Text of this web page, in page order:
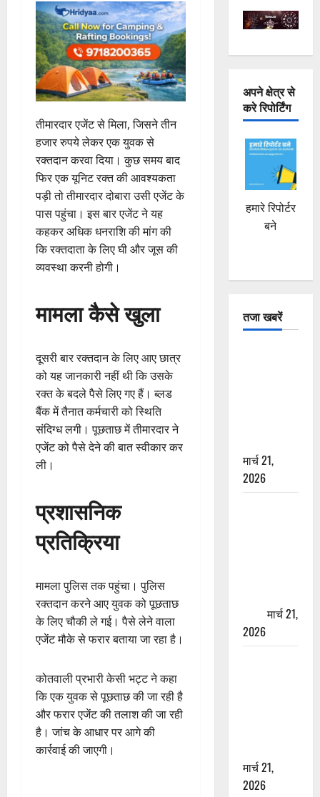
तीमारदार एजेंट से मिला, जिसने तीन
हजार रुपये लेकर एक युवक से
रक्तदान करवा दिया। कुछ समय बाद
फिर एक यूनिट रक्त की आवश्यकता
पड़ी तो तीमारदार दोबारा उसी एजेंट के
पास पहुंचा। इस बार एजेंट ने यह
कहकर अधिक धनराशि की मांग की
कि रक्तदाता के लिए घी और जूस की
व्यवस्था करनी होगी।
मामला कैसे खुला
दूसरी बार रक्तदान के लिए आए छात्र
को यह जानकारी नहीं थी कि उसके
रक्त के बदले पैसे लिए गए हैं। ब्लड
बैंक में तैनात कर्मचारी को स्थिति
संदिग्ध लगी। पूछताछ में तीमारदार ने
एजेंट को पैसे देने की बात स्वीकार कर
ली।
प्रशासनिक
प्रतिक्रिया
मामला पुलिस तक पहुंचा। पुलिस
रक्तदान करने आए युवक को पूछताछ
के लिए चौकी ले गई। पैसे लेने वाला
एजेंट मौके से फरार बताया जा रहा है।
कोतवाली प्रभारी केसी भट्ट ने कहा
कि एक युवक से पूछताछ की जा रही है
और फरार एजेंट की तलाश की जा रही
है। जांच के आधार पर आगे की
कार्रवाई की जाएगी।
अपने क्षेत्र से
करे रिपोर्टिंग
हमारे रिपोर्टर
बने
तजा खबरें
मार्च 21,
2026
मार्च 21,
2026
मार्च 21,
2026